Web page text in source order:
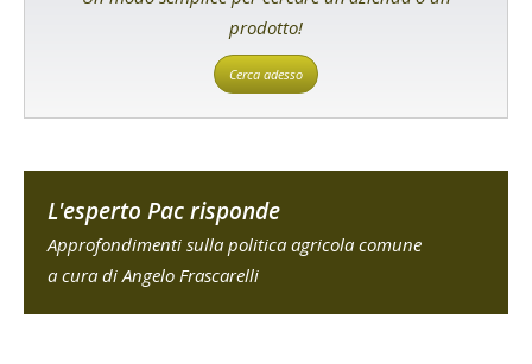
prodotto!
Cerca adesso
L'esperto Pac risponde
Approfondimenti sulla politica agricola comune
a cura di Angelo Frascarelli